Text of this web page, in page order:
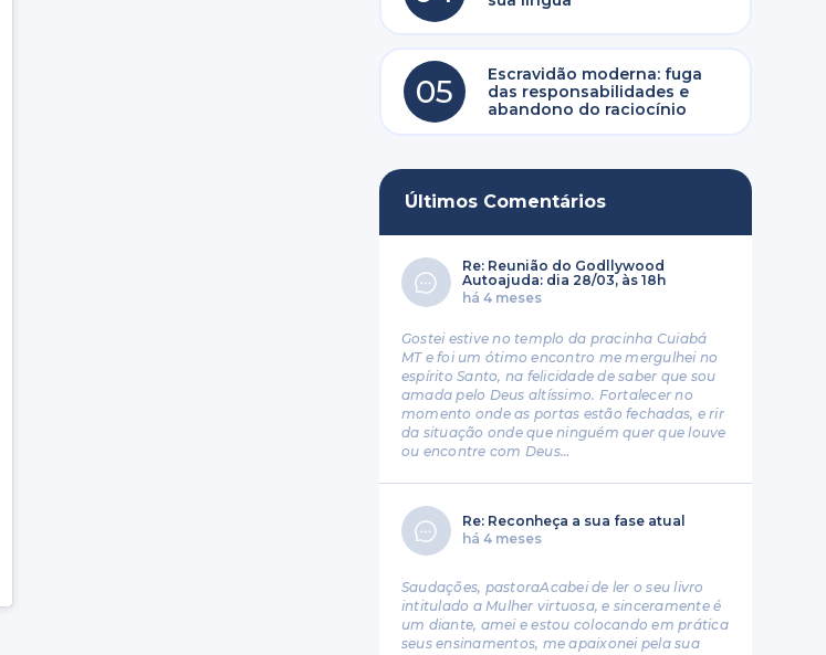
05
Escravidão moderna: fuga
das responsabilidades e
abandono do raciocínio
Últimos Comentários
Re: Reunião do Godllywood
Autoajuda: dia 28/03, às 18h
há 4 meses
Gostei estive no templo da pracinha Cuiabá
MT e foi um ótimo encontro me mergulhei no
espírito Santo, na felicidade de saber que sou
amada pelo Deus altíssimo. Fortalecer no
momento onde as portas estão fechadas, e rir
da situação onde que ninguém quer que louve
ou encontre com Deus…
Re: Reconheça a sua fase atual
há 4 meses
Saudações, pastoraAcabei de ler o seu livro
intitulado a Mulher virtuosa, e sinceramente é
um diante, amei e estou colocando em prática
seus ensinamentos, me apaixonei pela sua